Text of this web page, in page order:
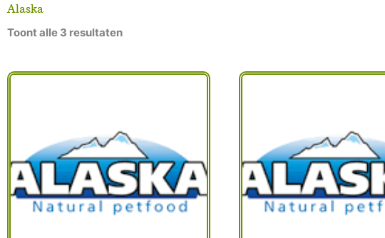
Alaska
Toont alle 3 resultaten